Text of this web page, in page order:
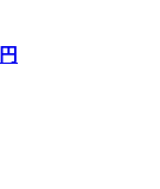
円